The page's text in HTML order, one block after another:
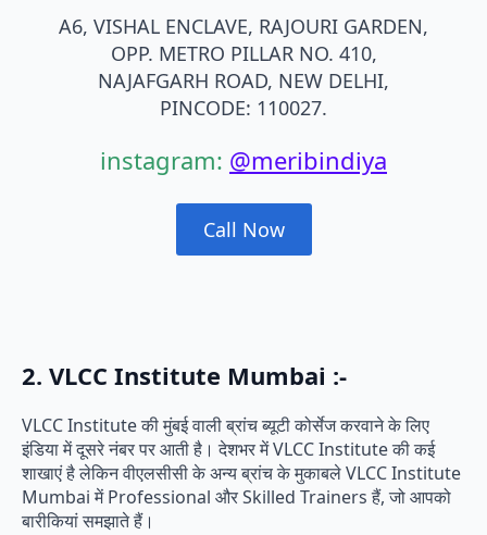
A6, VISHAL ENCLAVE, RAJOURI GARDEN,
OPP. METRO PILLAR NO. 410,
NAJAFGARH ROAD, NEW DELHI,
PINCODE: 110027.
instagram: @meribindiya
Call Now
2. VLCC Institute Mumbai :-
VLCC Institute की मुंबई वाली ब्रांच ब्यूटी कोर्सेज करवाने के लिए
इंडिया में दूसरे नंबर पर आती है। देशभर में VLCC Institute की कई
शाखाएं है लेकिन वीएलसीसी के अन्य ब्रांच के मुकाबले VLCC Institute
Mumbai में Professional और Skilled Trainers हैं, जो आपको
बारीकियां समझाते हैं।